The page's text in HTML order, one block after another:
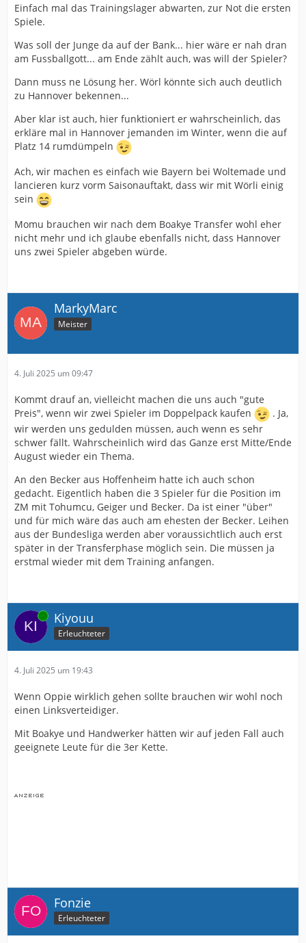
Einfach mal das Trainingslager abwarten, zur Not die ersten
Spiele.
Was soll der Junge da auf der Bank... hier wäre er nah dran
am Fussballgott... am Ende zählt auch, was will der Spieler?
Dann muss ne Lösung her. Wörl könnte sich auch deutlich
zu Hannover bekennen...
Aber klar ist auch, hier funktioniert er wahrscheinlich, das
erkläre mal in Hannover jemanden im Winter, wenn die auf
Platz 14 rumdümpeln
Ach, wir machen es einfach wie Bayern bei Woltemade und
lancieren kurz vorm Saisonauftakt, dass wir mit Wörli einig
sein
Momu brauchen wir nach dem Boakye Transfer wohl eher
nicht mehr und ich glaube ebenfalls nicht, dass Hannover
uns zwei Spieler abgeben würde.
MarkyMarc
Meister
4. Juli 2025 um 09:47
Kommt drauf an, vielleicht machen die uns auch "gute
Preis", wenn wir zwei Spieler im Doppelpack kaufen
. Ja,
wir werden uns gedulden müssen, auch wenn es sehr
schwer fällt. Wahrscheinlich wird das Ganze erst Mitte/Ende
August wieder ein Thema.
An den Becker aus Hoffenheim hatte ich auch schon
gedacht. Eigentlich haben die 3 Spieler für die Position im
ZM mit Tohumcu, Geiger und Becker. Da ist einer "über"
und für mich wäre das auch am ehesten der Becker. Leihen
aus der Bundesliga werden aber voraussichtlich auch erst
später in der Transferphase möglich sein. Die müssen ja
erstmal wieder mit dem Training anfangen.
Online Kiyouu
Erleuchteter
4. Juli 2025 um 19:43
Wenn Oppie wirklich gehen sollte brauchen wir wohl noch
einen Linksverteidiger.
Mit Boakye und Handwerker hätten wir auf jeden Fall auch
geeignete Leute für die 3er Kette.
Fonzie
Erleuchteter